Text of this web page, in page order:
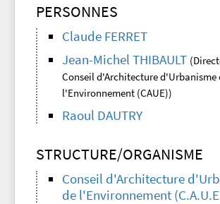
PERSONNES
Claude FERRET
Jean-Michel THIBAULT
Conseil d'Architecture d'Urbanisme
l'Environnement (CAUE))
Raoul DAUTRY
STRUCTURE/ORGANISME
Conseil d'Architecture
de l'Environnement